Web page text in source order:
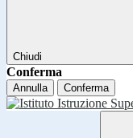
Chiudi
Conferma
Annulla Conferma